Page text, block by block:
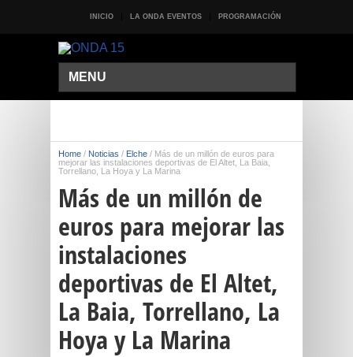
INICIO LA ONDA EVENTOS PROGRAMACIÓN
MENU
Home / Noticias / Elche / Más de un millón de euros para
mejorar las instalaciones deportivas de El Altet, La Baia,
Torrellano, La Hoya y La Marina
Más de un millón de
euros para mejorar las
instalaciones
deportivas de El Altet,
La Baia, Torrellano, La
Hoya y La Marina